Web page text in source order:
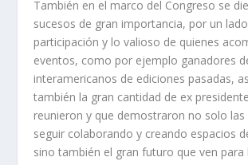
También en el marco del Congreso se
sucesos de gran importancia, por un
participación y lo valioso de quienes
eventos, como por ejemplo ganadores
interamericanos de ediciones pasadas,
también la gran cantidad de ex
reunieron y que demostraron no solo las
seguir colaborando y creando espacios
sino también el gran futuro que ven para